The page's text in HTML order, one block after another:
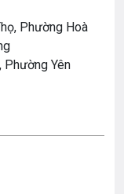
Phường Hoà
Phường Yên